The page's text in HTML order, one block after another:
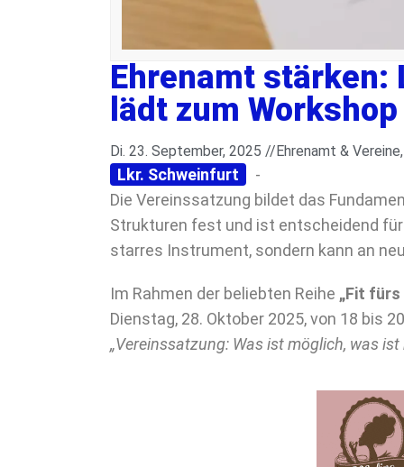
Ehrenamt
lädt zum
Di. 23. September, 2025 //Ehrenamt & Vereine,
Lkr. Schweinfurt
-
Die Vereinssatzung bildet das
Strukturen fest und ist entscheidend
starres Instrument, sondern kann an
Im Rahmen der beliebten Reihe „Fit fürs
Dienstag, 28. Oktober 2025, von 18 bis
„Vereinssatzung: Was ist möglich, was ist